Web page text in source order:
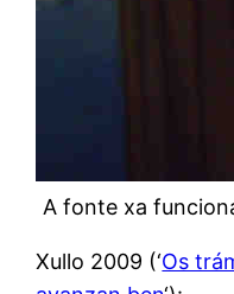
A fonte xa
Xullo 2009 (‘Os